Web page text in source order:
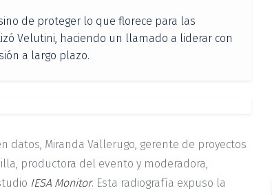
de proteger lo que florece para las
Velutini, haciendo un llamado a liderar con
a largo plazo.
datos, Miranda Vallerugo, gerente de proyectos
productora del evento y moderadora,
IESA Monitor. Esta radiografía expuso la